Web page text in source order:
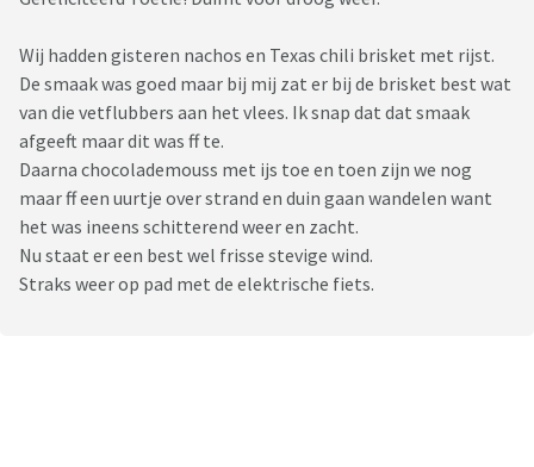
Wij hadden gisteren nachos en Texas chili brisket met rijst.
De smaak was goed maar bij mij zat er bij de brisket best wat
van die vetflubbers aan het vlees. Ik snap dat dat smaak
afgeeft maar dit was ff te.
Daarna chocolademouss met ijs toe en toen zijn we nog
maar ff een uurtje over strand en duin gaan wandelen want
het was ineens schitterend weer en zacht.
Nu staat er een best wel frisse stevige wind.
Straks weer op pad met de elektrische fiets.